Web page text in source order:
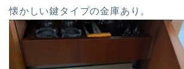
懐かしい鍵タイプの金庫あり。